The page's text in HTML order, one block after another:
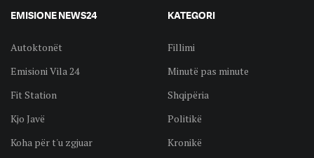
EMISIONE NEWS24
Autoktonët
Emisioni Vila 24
Fit Station
Kjo Javë
Koha për t'u zgjuar
KATEGORI
Fillimi
Minutë pas minute
Shqipëria
Politikë
Kronikë